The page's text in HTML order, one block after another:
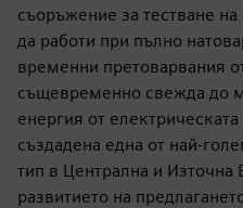
съоръжение за тестване
да работи при пълно
временни претоварвания
същевременно свежда до
енергия от
създадена една от най-
тип в Централна и
развитието на